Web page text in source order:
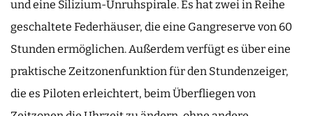
und eine Silizium-Unruhspirale. Es hat zwei in Reihe
geschaltete Federhäuser, die eine Gangreserve von 60
Stunden ermöglichen. Außerdem verfügt es über eine
praktische Zeitzonenfunktion für den Stundenzeiger,
die es Piloten erleichtert, beim Überfliegen von